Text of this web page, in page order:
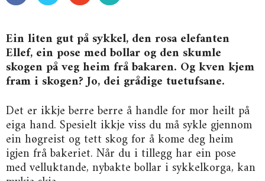
Ein liten gut på sykkel, den rosa elefanten
Ellef, ein pose med bollar og den skumle
skogen på veg heim frå bakaren. Og kven kjem
fram i skogen? Jo, dei grådige tuetufsane.
Det er ikkje berre berre å handle for mor heilt på
eiga hand. Spesielt ikkje viss du må sykle gjennom
ein høgreist og tett skog for å kome deg heim
igjen frå bakeriet. Når du i tillegg har ein pose
med velluktande, nybakte bollar i sykkelkorga, kan